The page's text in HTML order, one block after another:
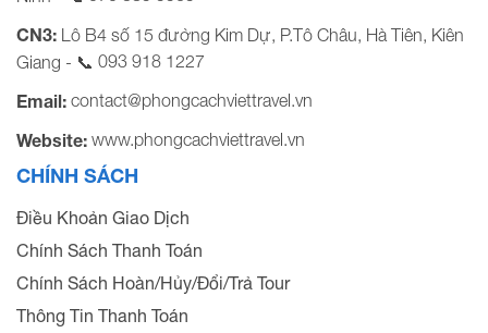
CN3: Lô B4 số 15 đường Kim Dự, P.Tô Châu, Hà Tiên, Kiên
Giang - 📞 093 918 1227
Email: contact@phongcachviettravel.vn
Website: www.phongcachviettravel.vn
CHÍNH SÁCH
Điều Khoản Giao Dịch
Chính Sách Thanh Toán
Chính Sách Hoàn/Hủy/Đổi/Trả Tour
Thông Tin Thanh Toán